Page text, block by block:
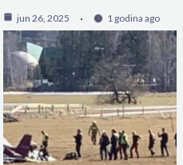
jun 26, 2025 1 godina ago